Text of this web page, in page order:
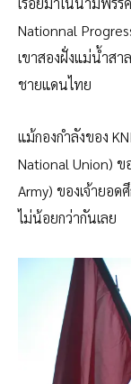
Nationnal
เขาสองฝั่งแม่น้ำส
ชายแดนไทย
แม้กองกำลังของ
National Union) ข
Army) ของเจ้ายอ
ไม่น้อยกว่ากันเลย